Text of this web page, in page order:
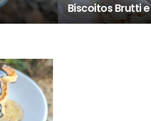
Biscoitos Brutti